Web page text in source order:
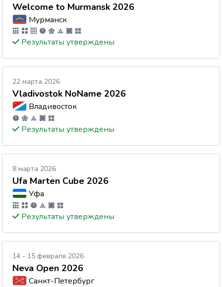
Welcome to Murmansk 2026
Мурманск
Результаты утверждены
22 марта 2026
Vladivostok NoName 2026
Владивосток
Результаты утверждены
8 марта 2026
Ufa Marten Cube 2026
Уфа
Результаты утверждены
14 - 15 февраля 2026
Neva Open 2026
Санкт-Петербург